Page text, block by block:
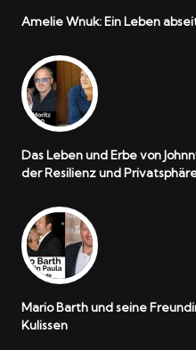
Amelie Wnuk: Ein Leben
Das Leben und Erbe von
der Resilienz und
Mario Barth und seine
Kulissen